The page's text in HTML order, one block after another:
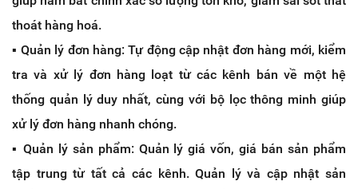
thoát hàng hoá.
▪️ Quản lý đơn hàng: Tự động cập nhật đơn hàng mới, kiểm
tra và xử lý đơn hàng loạt từ các kênh bán về một hệ
thống quản lý duy nhất, cùng với bộ lọc thông minh giúp
xử lý đơn hàng nhanh chóng.
▪️ Quản lý sản phẩm: Quản lý giá vốn, giá bán sản phẩm
tập trung từ tất cả các kênh. Quản lý và cập nhật sản